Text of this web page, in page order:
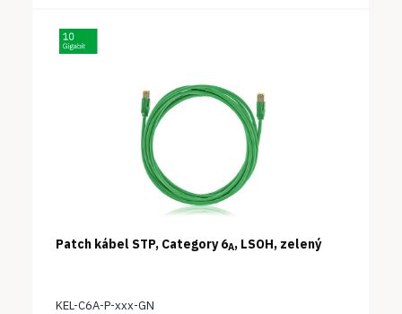
Patch kábel STP, Category 6A, LSOH, zelený
KEL-C6A-P-xxx-GN